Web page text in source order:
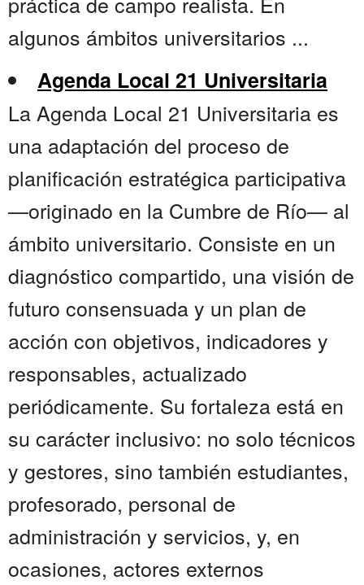
algunos ámbitos universitarios ...
Agenda Local 21 Universitaria
La Agenda Local 21 Universitaria es
una adaptación del proceso de
planificación estratégica participativa
—originado en la Cumbre de Río— al
ámbito universitario. Consiste en un
diagnóstico compartido, una visión de
futuro consensuada y un plan de
acción con objetivos, indicadores y
responsables, actualizado
periódicamente. Su fortaleza está en
su carácter inclusivo: no solo técnicos
y gestores, sino también estudiantes,
profesorado, personal de
administración y servicios, y, en
ocasiones, actores externos